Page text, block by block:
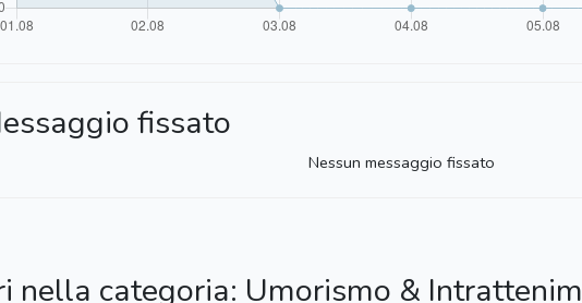
fissato
Nessun messaggio fissato
nella categoria: Umorismo &